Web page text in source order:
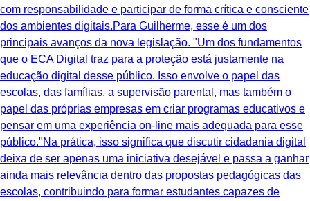
com responsabilidade e participar de forma crítica e consciente
dos ambientes digitais.Para Guilherme, esse é um dos
principais avanços da nova legislação. "Um dos fundamentos
que o ECA Digital traz para a proteção está justamente na
educação digital desse público. Isso envolve o papel das
escolas, das famílias, a supervisão parental, mas também o
papel das próprias empresas em criar programas educativos e
pensar em uma experiência on-line mais adequada para esse
público."Na prática, isso significa que discutir cidadania digital
deixa de ser apenas uma iniciativa desejável e passa a ganhar
ainda mais relevância dentro das propostas pedagógicas das
escolas, contribuindo para formar estudantes capazes de